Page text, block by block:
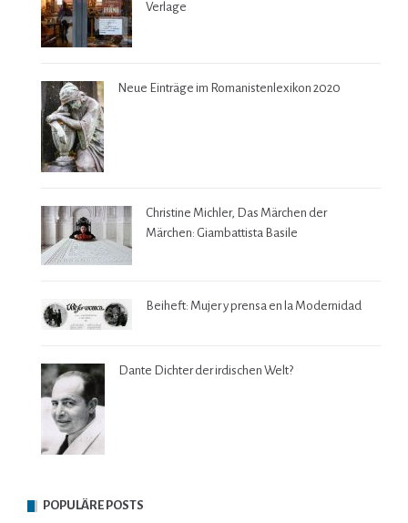
Verlage
Neue Einträge im Romanistenlexikon 2020
Christine Michler, Das Märchen der
Märchen: Giambattista Basile
Beiheft: Mujer y prensa en la Modernidad
Dante Dichter der irdischen Welt?
POPULÄRE POSTS